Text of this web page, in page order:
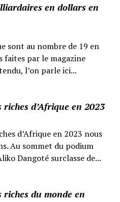
en dollars en
sont au nombre de 19 en
faites par le magazine
l’on parle ici...
riches d’Afrique en 2023
d’Afrique en 2023 nous
Au sommet du podium
Dangoté surclasse de...
riches du monde en